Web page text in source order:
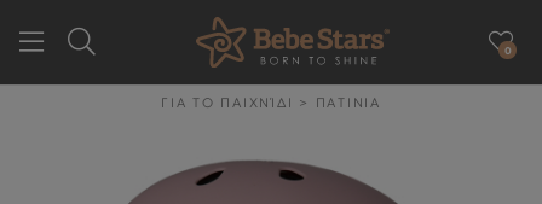
GR EN
0
ΓΙΑ ΤΟ ΠΑΙΧΝΊΔΙ > ΠΑΤΙΝΙΑ